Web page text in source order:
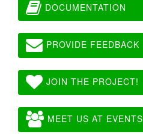
DOCUMENTATION
PROVIDE FEEDBACK
JOIN THE PROJECT!
MEET US AT EVENTS